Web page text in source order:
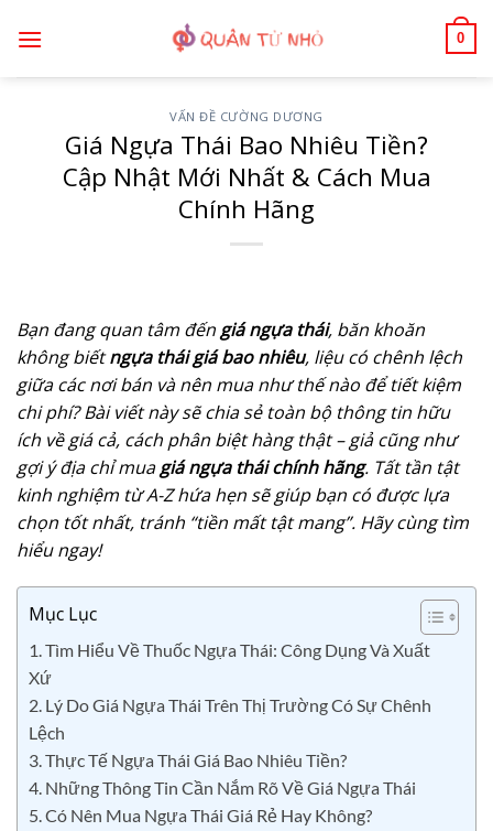
qua
0
VẤN ĐỀ CƯỜNG DƯƠNG
Giá Ngựa Thái Bao Nhiêu Tiền?
Cập Nhật Mới Nhất & Cách Mua
Chính Hãng
Bạn đang quan tâm đếngiá ngựa thái, băn khoăn
không biếtngựa thái giá bao nhiêu, liệu có chênh lệch
giữa các nơi bán và nên mua như thế nào để tiết kiệm
chi phí? Bài viết này sẽ chia sẻ toàn bộ thông tin hữu
ích về giá cả, cách phân biệt hàng thật – giả cũng như
gợi ý địa chỉ muagiá ngựa thái chính hãng. Tất tần tật
kinh nghiệm từ A-Z hứa hẹn sẽ giúp bạn có được lựa
chọn tốt nhất, tránh “tiền mất tật mang”. Hãy cùng tìm
hiểu ngay!
Mục Lục
1. Tìm Hiểu Về Thuốc Ngựa Thái: Công Dụng Và Xuất
Xứ
2. Lý Do Giá Ngựa Thái Trên Thị Trường Có Sự Chênh
Lệch
3. Thực Tế Ngựa Thái Giá Bao Nhiêu Tiền?
4. Những Thông Tin Cần Nắm Rõ Về Giá Ngựa Thái
5. Có Nên Mua Ngựa Thái Giá Rẻ Hay Không?